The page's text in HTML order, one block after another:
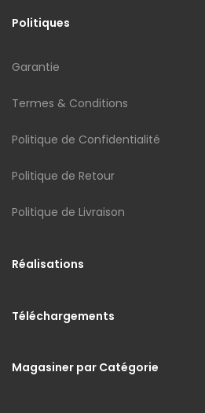
Politiques
Garantie
Termes & Conditions
Politique de Confidentialité
Politique de Retour
Politique de Livraison
Réalisations
Téléchargements
Magasiner par Catégorie